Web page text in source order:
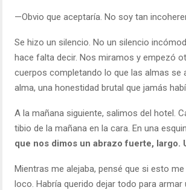
—Obvio que aceptaría. No soy tan
Se hizo un silencio. No un silencio
hace falta decir. Nos miramos y empezó
cuerpos completando lo que las almas se
alma, una honestidad brutal que jamás
A la mañana siguiente, salimos del hotel.
tibio de la mañana en la cara. En una
que nos dimos un abrazo fuerte, largo.
Mientras me alejaba, pensé que si esto
loco. Habría querido dejar todo para